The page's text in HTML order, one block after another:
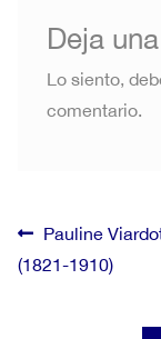
Deja
Lo siento,
comentario.
de
Anterior:
Pauline
(1821-1910)